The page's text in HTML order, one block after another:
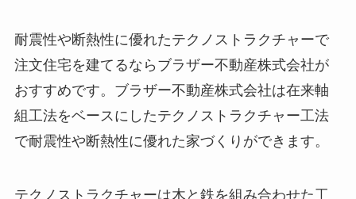
耐震性や断熱性に優れたテクノストラクチャーで
注文住宅を建てるならブラザー不動産株式会社が
おすすめです。ブラザー不動産株式会社は在来軸
組工法をベースにしたテクノストラクチャー工法
で耐震性や断熱性に優れた家づくりができます。
テクノストラクチャーは木と鉄を組み合わせた工